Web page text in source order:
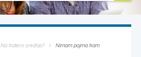
Na katero srednjo?
Nimam pojma kam